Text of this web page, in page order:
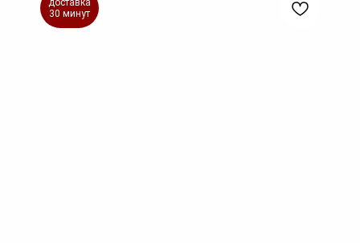
доставка
30 минут